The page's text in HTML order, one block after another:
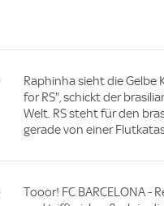
Raphinha sieht die Gelbe
for RS", schickt der
Welt. RS steht für den
gerade von einer
Tooor! FC BARCELONA